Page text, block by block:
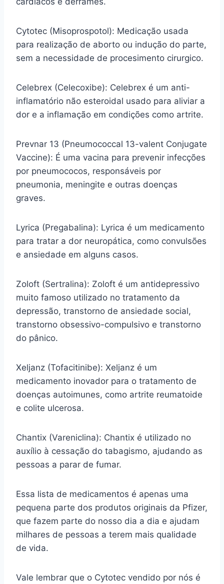
Cytotec (Misoprospotol): Medicação usada
para realização de aborto ou indução do parte,
sem a necessidade de procesimento cirurgico.
Celebrex (Celecoxibe): Celebrex é um anti-
inflamatório não esteroidal usado para aliviar a
dor e a inflamação em condições como artrite.
Prevnar 13 (Pneumococcal 13-valent Conjugate
Vaccine): É uma vacina para prevenir infecções
por pneumococos, responsáveis por
pneumonia, meningite e outras doenças
graves.
Lyrica (Pregabalina): Lyrica é um medicamento
para tratar a dor neuropática, como convulsões
e ansiedade em alguns casos.
Zoloft (Sertralina): Zoloft é um antidepressivo
muito famoso utilizado no tratamento da
depressão, transtorno de ansiedade social,
transtorno obsessivo-compulsivo e transtorno
do pânico.
Xeljanz (Tofacitinibe): Xeljanz é um
medicamento inovador para o tratamento de
doenças autoimunes, como artrite reumatoide
e colite ulcerosa.
Chantix (Vareniclina): Chantix é utilizado no
auxílio à cessação do tabagismo, ajudando as
pessoas a parar de fumar.
Essa lista de medicamentos é apenas uma
pequena parte dos produtos originais da Pfizer,
que fazem parte do nosso dia a dia e ajudam
milhares de pessoas a terem mais qualidade
de vida.
Vale lembrar que o Cytotec vendido por nós é